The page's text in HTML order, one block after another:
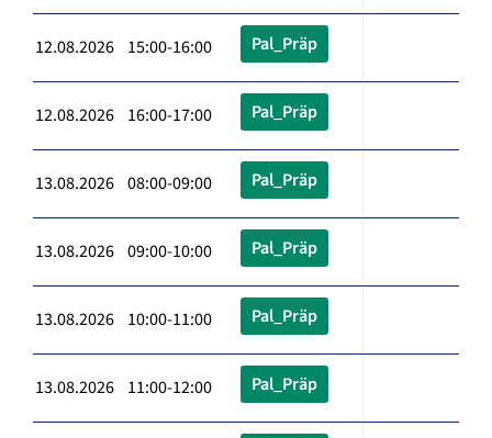
12.08.2026 15:00-16:00 Pal_Präp
12.08.2026 16:00-17:00 Pal_Präp
13.08.2026 08:00-09:00 Pal_Präp
13.08.2026 09:00-10:00 Pal_Präp
13.08.2026 10:00-11:00 Pal_Präp
13.08.2026 11:00-12:00 Pal_Präp